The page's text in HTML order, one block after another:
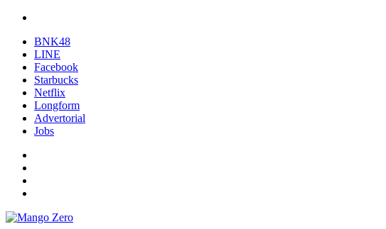
BNK48
LINE
Facebook
Starbucks
Netflix
Longform
Advertorial
Jobs